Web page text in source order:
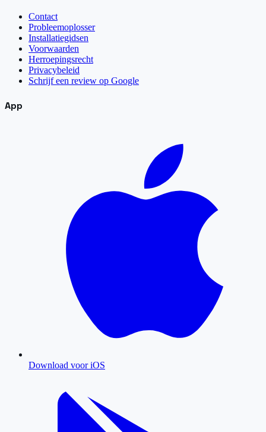
Contact
Probleemoplosser
Installatiegidsen
Voorwaarden
Herroepingsrecht
Privacybeleid
Schrijf een review op Google
App
Download voor iOS